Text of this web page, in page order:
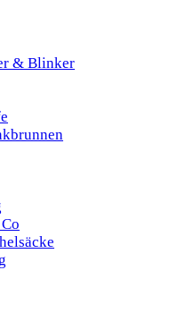
& Blinker